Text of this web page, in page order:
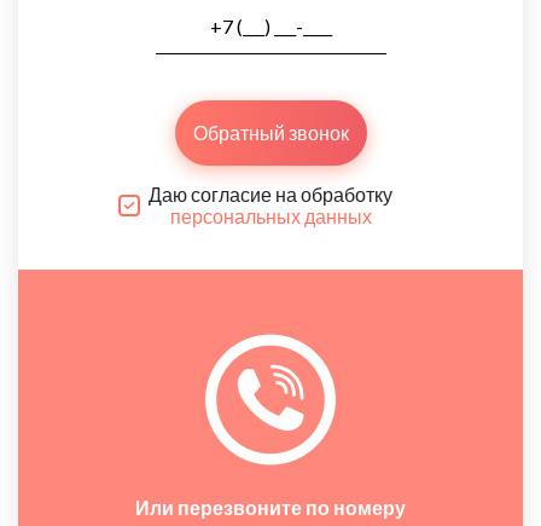
Обратный звонок
Даю согласие на обработку
персональных данных
Или перезвоните по номеру